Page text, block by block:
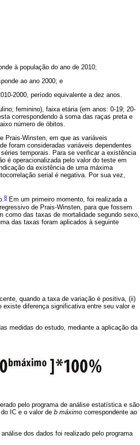
à população do ano de 2010;
ao ano 2000; e
2000, período equivalente a dez anos.
feminino), faixa etária (em anos: 0-19; 20-
correspondendo à soma das raças preta e
número de óbitos.
Prais-Winsten, em que as variáveis
foram consideradas variáveis dependentes
temporais. Para se verificar a existência
é operacionalizada pelo valor do teste em
da existência de uma máxima
serial é negativa. Por sua vez,
8 Em um primeiro momento, foi realizada a
de Prais-Winsten, para que fossem
das taxas de mortalidade segundo sexo,
das taxas foram aplicados à seguinte
quando a taxa de variação é positiva, (ii)
existe diferença significativa entre seu valor e
medidas do estudo, mediante a aplicação da
pelo programa de análise estatística e são
IC e o valor de b máximo correspondente ao
dos dados foi realizado pelo programa